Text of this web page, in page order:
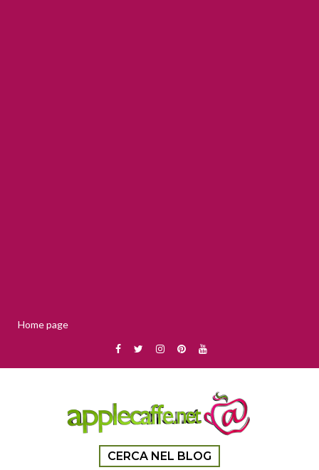
Home page
CERCA NEL BLOG